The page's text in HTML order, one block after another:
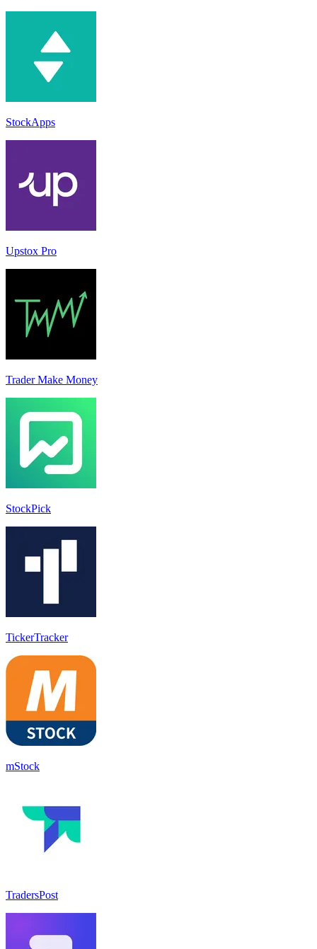
StockApps
Upstox Pro
Trader Make Money
StockPick
TickerTracker
mStock
TradersPost